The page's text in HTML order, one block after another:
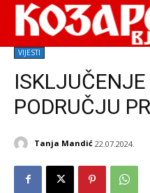
VIJESTI
PODRUČJU
Tanja Mandić 22.07.2024.